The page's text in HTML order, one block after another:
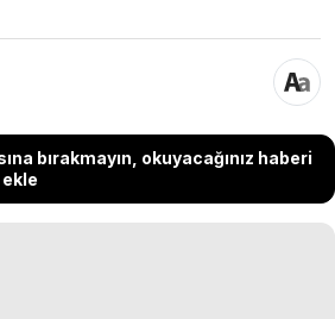
bırakmayın, okuyacağınız haberi